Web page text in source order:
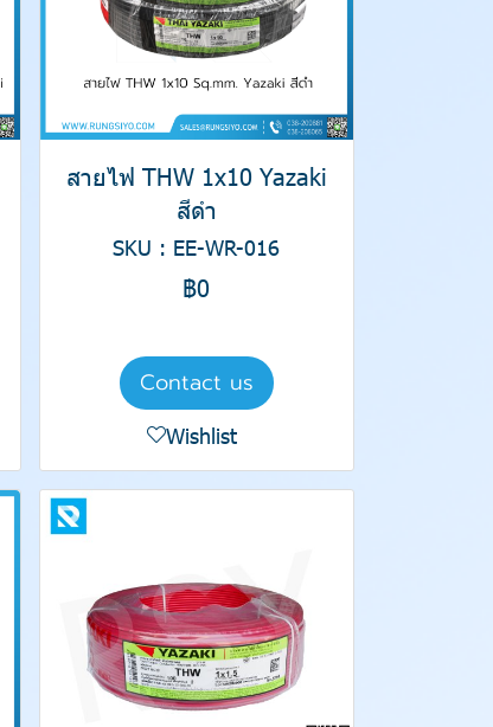
สายไฟ THW 1x10 Yazaki
สีดำ
SKU : EE-WR-016
฿0
Contact us
Wishlist